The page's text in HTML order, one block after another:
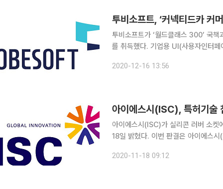
투비소프트, ‘커넥티드카 커
투비소프트가 ‘월드클래스 300’ 국
를 취득했다. 기업용 UI(사용자인터페이스), UX(사용자경험) 전문기업 투비소프트는 16일 차량에
2020-12-16 13:56
아이에스시(ISC), 특허기술
아이에스시(ISC)가 실리콘 러버 소켓
18일 밝혔다. 이번 판결은 아이에스
발업체가 특허무효소송으로 회피하
2020-11-18 09:12